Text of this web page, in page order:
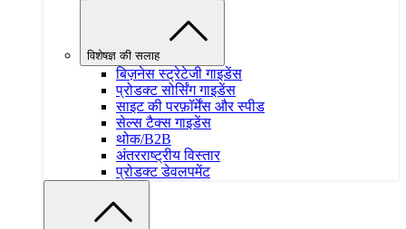
विशेषज्ञ की सलाह
बिज़नेस स्ट्रेटेजी गाइडेंस
प्रोडक्ट सोर्सिंग गाइडेंस
साइट की परफ़ॉर्मेंस और स्पीड
सेल्स टैक्स गाइडेंस
थोक/B2B
अंतरराष्ट्रीय विस्तार
प्रोडक्ट डेवलपमेंट